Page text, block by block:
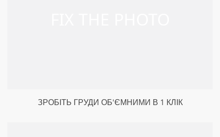
ЗРОБІТЬ ГРУДИ ОБ'ЄМНИМИ В 1 КЛІК